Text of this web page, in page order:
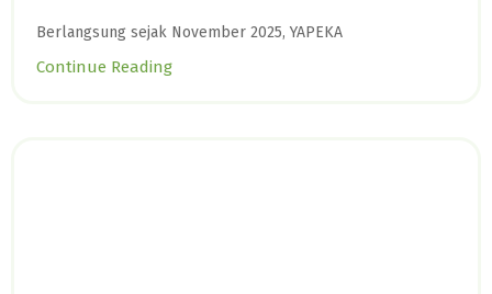
Berlangsung sejak November 2025, YAPEKA
Continue Reading